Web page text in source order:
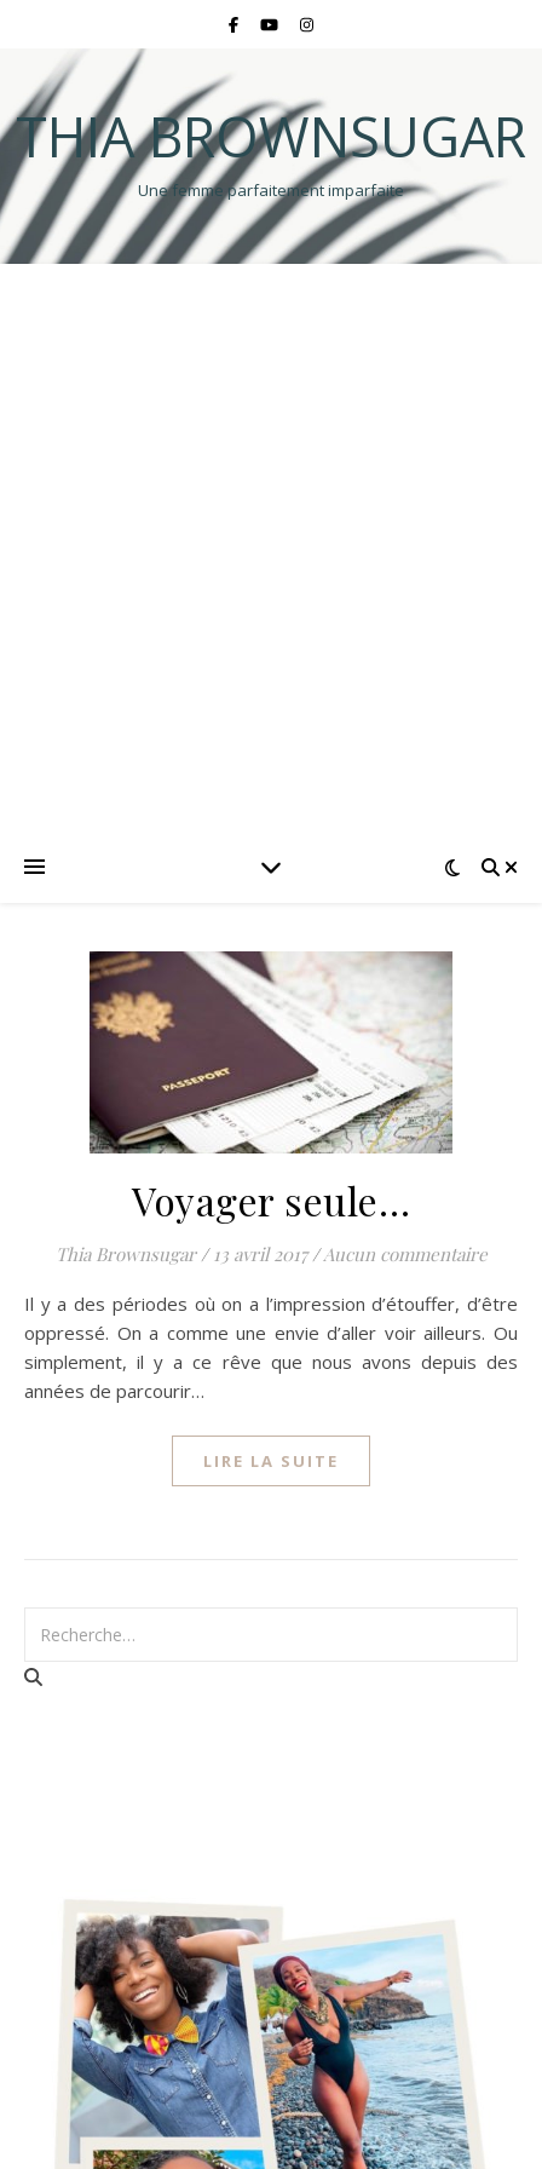
THIA BROWNSUGAR
Une femme parfaitement imparfaite
Voyager seule…
Thia Brownsugar / 13 avril 2017 /Aucun commentaire
Il y a des périodes où on a l’impression d’étouffer, d’être
oppressé. On a comme une envie d’aller voir ailleurs. Ou
simplement, il y a ce rêve que nous avons depuis des
années de parcourir…
LIRE LA SUITE